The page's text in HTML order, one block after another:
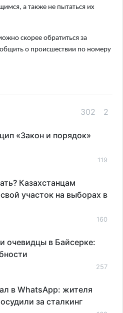
а также не пытаться их
скорее обратиться за
о происшествии по номеру
302 2
«Закон и порядок»
119
Казахстанцам
участок на выборах в
160
очевидцы в Байсерке:
257
в WhatsApp: жителя
за сталкинг